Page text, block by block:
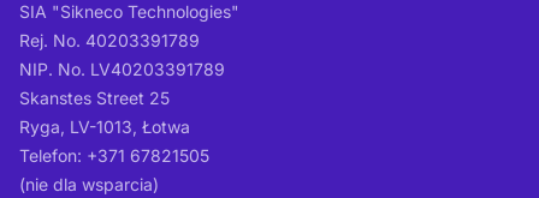
SIA "Sikneco Technologies"
Rej. No. 40203391789
NIP. No. LV40203391789
Skanstes Street 25
Ryga, LV-1013, Łotwa
Telefon: +371 67821505
(nie dla wsparcia)